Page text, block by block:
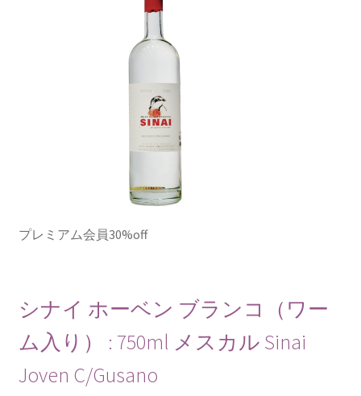
プレミアム会員30%off
シナイ ホーベン ブランコ（ワー
ム入り） : 750ml メスカル Sinai
Joven C/Gusano